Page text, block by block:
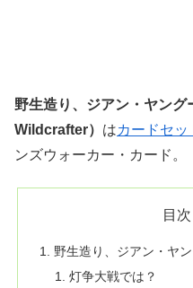
野生造り、ジアン・ヤン
Wildcrafter） はカードセッ
ンズウォーカー・カード。
目次
野生造り、ジアン・ヤ
灯争大戦では？